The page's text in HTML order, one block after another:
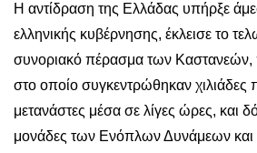
Η αντίδραση της Ελλάδας υπήρξε
ελληνικής κυβέρνησης, έκλεισε το
συνοριακό πέρασμα των Καστανεών,
στο οποίο συγκεντρώθηκαν χιλιάδες
μετανάστες μέσα σε λίγες ώρες, και
μονάδες των Ενόπλων Δυνάμεων